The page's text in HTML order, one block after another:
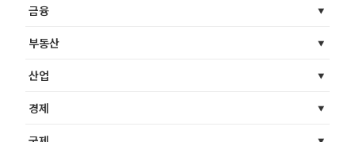
금융
부동산
산업
경제